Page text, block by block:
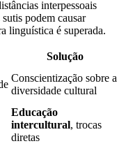
interpessoais
podem causar
linguística é superada.
Solução
Conscientização sobre a
diversidade cultural
Educação
intercultural, trocas
diretas